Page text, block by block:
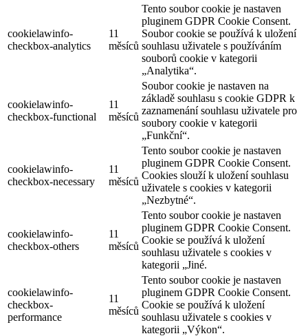
cookielawinfo-
checkbox-analytics
11
měsíců
Tento soubor cookie je nastaven
pluginem GDPR Cookie Consent.
Soubor cookie se používá k uložení
souhlasu uživatele s používáním
souborů cookie v kategorii
„Analytika“.
cookielawinfo-
checkbox-functional
11
měsíců
Soubor cookie je nastaven na
základě souhlasu s cookie GDPR k
zaznamenání souhlasu uživatele pro
soubory cookie v kategorii
„Funkční“.
cookielawinfo-
checkbox-necessary
11
měsíců
Tento soubor cookie je nastaven
pluginem GDPR Cookie Consent.
Cookies slouží k uložení souhlasu
uživatele s cookies v kategorii
„Nezbytné“.
cookielawinfo-
checkbox-others
11
měsíců
Tento soubor cookie je nastaven
pluginem GDPR Cookie Consent.
Cookie se používá k uložení
souhlasu uživatele s cookies v
kategorii „Jiné.
cookielawinfo-
checkbox-
performance
11
měsíců
Tento soubor cookie je nastaven
pluginem GDPR Cookie Consent.
Cookie se používá k uložení
souhlasu uživatele s cookies v
kategorii „Výkon“.